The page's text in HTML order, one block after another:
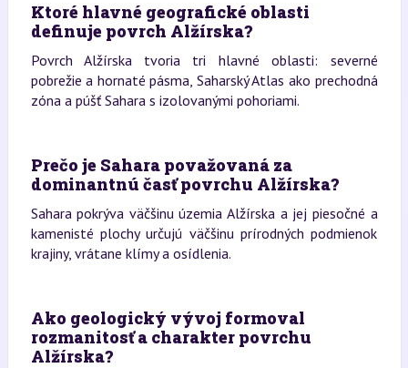
Ktoré hlavné geografické oblasti
definuje povrch Alžírska?
Povrch Alžírska tvoria tri hlavné oblasti: severné
pobrežie a hornaté pásma, Saharský Atlas ako prechodná
zóna a púšť Sahara s izolovanými pohoriami.
Prečo je Sahara považovaná za
dominantnú časť povrchu Alžírska?
Sahara pokrýva väčšinu územia Alžírska a jej piesočné a
kamenisté plochy určujú väčšinu prírodných podmienok
krajiny, vrátane klímy a osídlenia.
Ako geologický vývoj formoval
rozmanitosť a charakter povrchu
Alžírska?